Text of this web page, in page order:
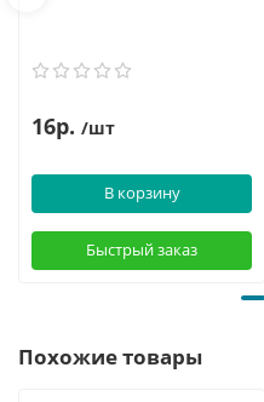
16р. /шт
В корзину
Быстрый заказ
Похожие товары